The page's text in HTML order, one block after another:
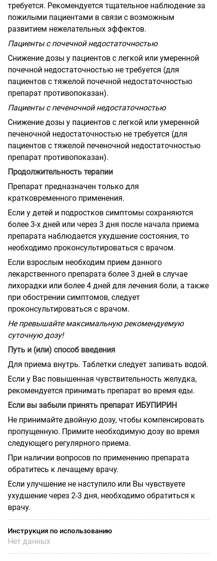
требуется. Рекомендуется тщательное наблюдение за
пожилыми пациентами в связи с возможным
развитием нежелательных эффектов.
Пациенты с почечной недостаточностью
Снижение дозы у пациентов с легкой или умеренной
почечной недостаточностью не требуется (для
пациентов с тяжелой почечной недостаточностью
препарат противопоказан).
Пациенты с печеночной недостаточностью
Снижение дозы у пациентов с легкой или умеренной
печеночной недостаточностью не требуется (для
пациентов с тяжелой печеночной недостаточностью
препарат противопоказан).
Продолжительность терапии
Препарат предназначен только для
кратковременного применения.
Если у детей и подростков симптомы сохраняются
более 3-х дней или через 3 дня после начала приема
препарата наблюдается ухудшение состояния, то
необходимо проконсультироваться с врачом.
Если взрослым необходим прием данного
лекарственного препарата более 3 дней в случае
лихорадки или более 4 дней для лечения боли, а также
при обострении симптомов, следует
проконсультироваться с врачом.
Не превышайте максимальную рекомендуемую
суточную дозу!
Путь и (или) способ введения
Для приема внутрь. Таблетки следует запивать водой.
Если у Вас повышенная чувствительность желудка,
рекомендуется принимать препарат во время еды.
Если вы забыли принять препарат ИБУПИРИН
Не принимайте двойную дозу, чтобы компенсировать
пропущенную. Примите необходимую дозу во время
следующего регулярного приема.
При наличии вопросов по применению препарата
обратитесь к лечащему врачу.
Если улучшение не наступило или Вы чувствуете
ухудшение через 2-3 дня, необходимо обратиться к
врачу.
Инструкция по использованию
Нет данных